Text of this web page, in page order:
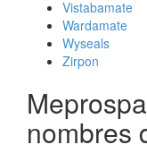
Vistabamate
Wardamate
Wyseals
Zirpon
nombres